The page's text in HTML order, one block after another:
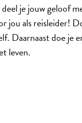
je jouw geloof
jou als reisleider!
Daarnaast doe je
leven.